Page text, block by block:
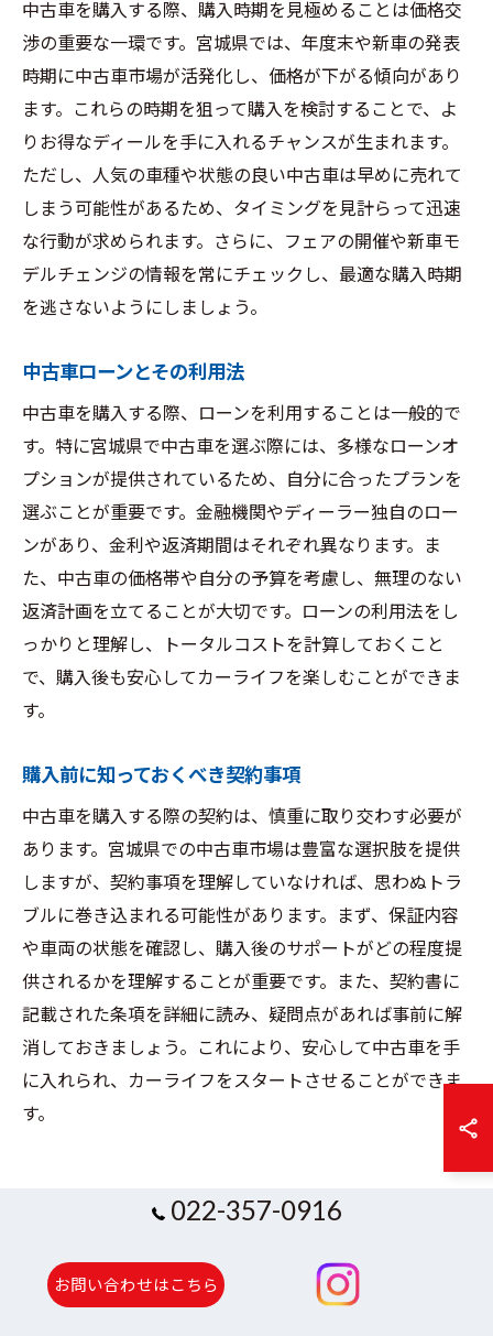
中古車を購入する際、購入時期を見極めることは価格交
渉の重要な一環です。宮城県では、年度末や新車の発表
時期に中古車市場が活発化し、価格が下がる傾向があり
ます。これらの時期を狙って購入を検討することで、よ
りお得なディールを手に入れるチャンスが生まれます。
ただし、人気の車種や状態の良い中古車は早めに売れて
しまう可能性があるため、タイミングを見計らって迅速
な行動が求められます。さらに、フェアの開催や新車モ
デルチェンジの情報を常にチェックし、最適な購入時期
を逃さないようにしましょう。
中古車ローンとその利用法
中古車を購入する際、ローンを利用することは一般的で
す。特に宮城県で中古車を選ぶ際には、多様なローンオ
プションが提供されているため、自分に合ったプランを
選ぶことが重要です。金融機関やディーラー独自のロー
ンがあり、金利や返済期間はそれぞれ異なります。ま
た、中古車の価格帯や自分の予算を考慮し、無理のない
返済計画を立てることが大切です。ローンの利用法をし
っかりと理解し、トータルコストを計算しておくこと
で、購入後も安心してカーライフを楽しむことができま
す。
購入前に知っておくべき契約事項
中古車を購入する際の契約は、慎重に取り交わす必要が
あります。宮城県での中古車市場は豊富な選択肢を提供
しますが、契約事項を理解していなければ、思わぬトラ
ブルに巻き込まれる可能性があります。まず、保証内容
や車両の状態を確認し、購入後のサポートがどの程度提
供されるかを理解することが重要です。また、契約書に
記載された条項を詳細に読み、疑問点があれば事前に解
消しておきましょう。これにより、安心して中古車を手
に入れられ、カーライフをスタートさせることができま
す。
中古車購入の際に注意すべき宮城
県特有の重要ポイント
宮城県での中古車購入における季節的要因
022-357-0916
お問い合わせはこちら